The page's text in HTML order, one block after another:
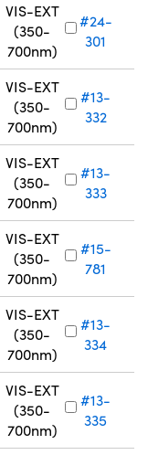
VIS-EXT
(350-
700nm)
#24-
301
VIS-EXT
(350-
700nm)
#13-
332
VIS-EXT
(350-
700nm)
#13-
333
VIS-EXT
(350-
700nm)
#15-
781
VIS-EXT
(350-
700nm)
#13-
334
VIS-EXT
(350-
700nm)
#13-
335